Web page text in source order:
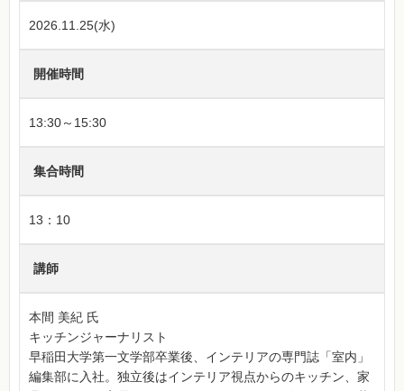
2026.11.25(水)
開催時間
13:30～15:30
集合時間
13：10
講師
本間 美紀 氏
キッチンジャーナリスト
早稲田大学第一文学部卒業後、インテリアの専門誌「室内」
編集部に入社。独立後はインテリア視点からのキッチン、家